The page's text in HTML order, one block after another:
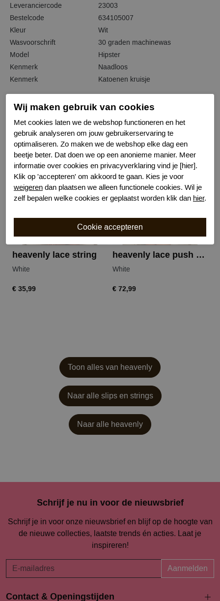
Leveranciercode
23003
Bestelcode
634105007
Kleur
Wit
Wasvoorschrift
30 graden machinewas
Model
Hipster
Kenmerk
Naadloos
Kenmerk
Katoenen kruisje
Gerelateerde producten
heavenly lace string
White
€ 35,99
heavenly lace push up bh
White
€ 72,99
Toon alles van heavenly
Naar alle slips en strings
Naar alle heavenly
Schrijf je nu in voor de nieuwsbrief
Schrijf je in voor onze nieuwsbrief en blijf op de hoogte van
de nieuwe collecties, laatste trends én acties. Laat je
inspireren!
Aanmelden
Contact & Openingstijden
Wij maken gebruik van cookies
Met cookies laten we de webshop functioneren en het
gebruik analyseren om jouw gebruikerservaring te
optimaliseren. Zo maken we de webshop elke dag een
beetje beter. Dat doen we op een anonieme manier. Meer
informatie over cookies en privacyverklaring vind je [hier].
Klik op 'accepteren' om akkoord te gaan. Kies je voor
weigeren dan plaatsen we alleen functionele cookies. Wil je
zelf bepalen welke cookies er geplaatst worden klik dan hier.